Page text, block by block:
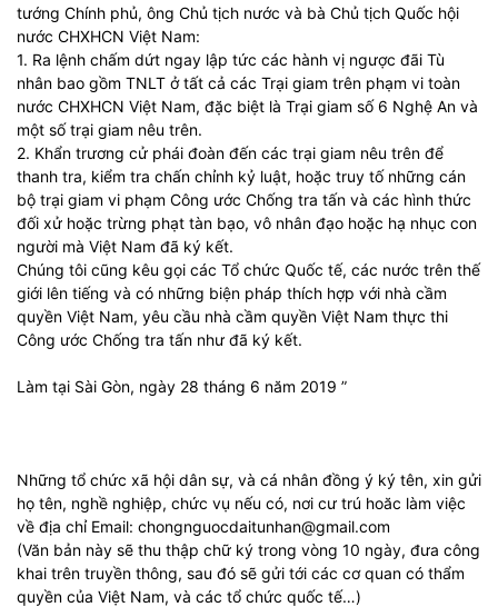
tướng Chính phủ, ông Chủ tịch nước và bà Chủ tịch Quốc hội
nước CHXHCN Việt Nam:
1. Ra lệnh chấm dứt ngay lập tức các hành vị ngược đãi Tù
nhân bao gồm TNLT ở tất cả các Trại giam trên phạm vi toàn
nước CHXHCN Việt Nam, đặc biệt là Trại giam số 6 Nghệ An và
một số trại giam nêu trên.
2. Khẩn trương cử phái đoàn đến các trại giam nêu trên để
thanh tra, kiểm tra chấn chỉnh kỷ luật, hoặc truy tố những cán
bộ trại giam vi phạm Công ước Chống tra tấn và các hình thức
đối xử hoặc trừng phạt tàn bạo, vô nhân đạo hoặc hạ nhục con
người mà Việt Nam đã ký kết.
Chúng tôi cũng kêu gọi các Tổ chức Quốc tế, các nước trên thế
giới lên tiếng và có những biện pháp thích hợp với nhà cầm
quyền Việt Nam, yêu cầu nhà cầm quyền Việt Nam thực thi
Công ước Chống tra tấn như đã ký kết.
Làm tại Sài Gòn, ngày 28 tháng 6 năm 2019 ”
Những tổ chức xã hội dân sự, và cá nhân đồng ý ký tên, xin gửi
họ tên, nghề nghiệp, chức vụ nếu có, nơi cư trú hoăc làm việc
về địa chỉ Email: chongnguocdaitunhan@gmail.com
(Văn bản này sẽ thu thập chữ ký trong vòng 10 ngày, đưa công
khai trên truyền thông, sau đó sẽ gửi tới các cơ quan có thẩm
quyền của Việt Nam, và các tổ chức quốc tế…)